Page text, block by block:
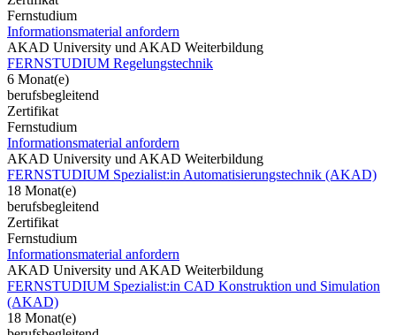
Fernstudium
Informationsmaterial anfordern
AKAD University und AKAD Weiterbildung
FERNSTUDIUM Regelungstechnik
6 Monat(e)
berufsbegleitend
Zertifikat
Fernstudium
Informationsmaterial anfordern
AKAD University und AKAD Weiterbildung
FERNSTUDIUM Spezialist:in Automatisierungstechnik (AKAD)
18 Monat(e)
berufsbegleitend
Zertifikat
Fernstudium
Informationsmaterial anfordern
AKAD University und AKAD Weiterbildung
FERNSTUDIUM Spezialist:in CAD Konstruktion und Simulation
(AKAD)
18 Monat(e)